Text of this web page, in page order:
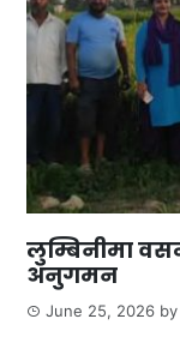
लुम्बिनीमा
अनुगमन
June 25, 2026 by